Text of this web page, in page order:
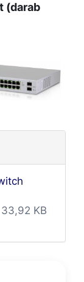
(darab
33,92 KB